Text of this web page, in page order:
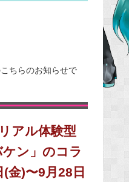
ちらのお知らせで
アル体験型
ン」のコラ
金)〜9月28日